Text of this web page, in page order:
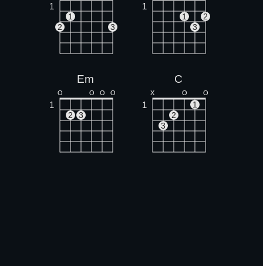
1
1
2
3
1
1
2
3
Em
O O O O
1
2 3
C
X O O
1
1
2
3